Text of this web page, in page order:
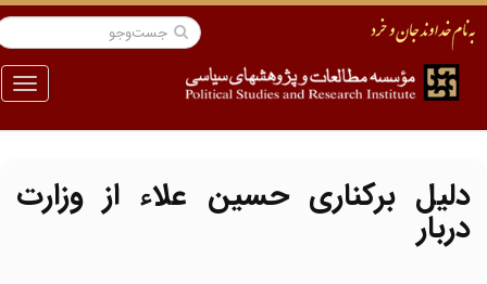
منو
دلیل برکناری حسین علاء از وزارت
دربار